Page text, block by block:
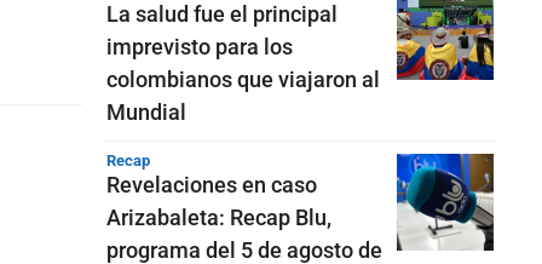
La salud fue el principal
imprevisto para los
colombianos que viajaron al
Mundial
Recap
Revelaciones en caso
Arizabaleta: Recap Blu,
programa del 5 de agosto de